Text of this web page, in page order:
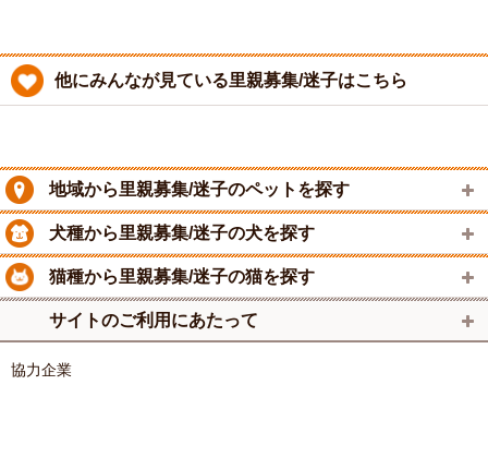
他にみんなが見ている里親募集/迷子はこちら
地域から里親募集/迷子のペットを探す
犬種から里親募集/迷子の犬を探す
猫種から里親募集/迷子の猫を探す
サイトのご利用にあたって
協力企業